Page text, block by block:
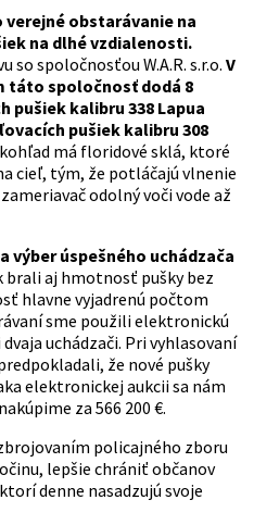
verejné obstarávanie na
na dlhé vzdialenosti.
so spoločnosťou W.A.R. s.r.o. V
táto spoločnosť dodá 8
pušiek kalibru 338 Lapua
pušiek kalibru 308
má floridové sklá, ktoré
cieľ, tým, že potláčajú vlnenie
odolný voči vode až
úspešného uchádzača
brali aj hmotnosť pušky bez
hlavne vyjadrenú počtom
sme použili elektronickú
uchádzači. Pri vyhlasovaní
že nové pušky
elektronickej aukcii sa nám
za 566 200 €.
policajného zboru
lepšie chrániť občanov
denne nasadzujú svoje